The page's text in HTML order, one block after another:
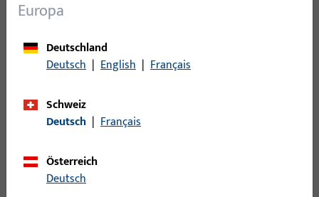
Stossgriff
Stoßgriffe
Ziehgriff
Europa
Deutschland
Deutsch | English | Français
Schweiz
Deutsch | Français
Österreich
Deutsch